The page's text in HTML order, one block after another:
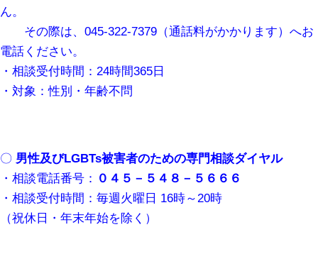
ん。
その際は、045-322-7379（通話料がかかります）へお
電話ください。
・相談受付時間：24時間365日
・対象：性別・年齢不問
〇 男性及びLGBTs被害者のための専門相談ダイヤル
・相談電話番号： ０４５－５４８－５６６６
・相談受付時間：毎週火曜日 16時～20時
（祝休日・年末年始を除く）